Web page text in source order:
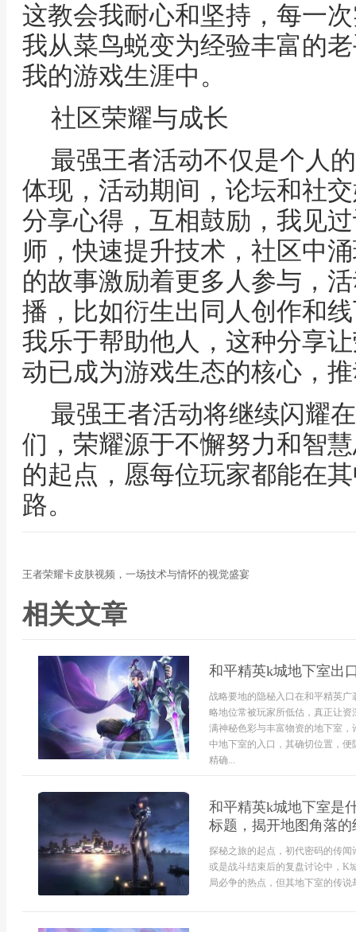
这教会我耐心和坚持，每一
我从菜鸟蜕变为经验丰富的
我的游戏生涯中。
社区荣耀与成长
最强王者活动不仅是个人
体现，活动期间，论坛和社
分享心得，互相鼓励，我见
师，快速提升技术，社区中
的故事激励着更多人参与，
播，比如衍生出同人创作和
我乐于帮助他人，这种分享
动已成为游戏生态的核心，
最强王者活动将继续闪耀
们，荣耀源于不懈努力和智
的起点，愿每位玩家都能在
路。
王者荣耀卡皮肤视频，一场技术与情怀的视觉盛宴
相关文章
和平精英k城地下室出
战略要地的隐秘入口在和平精英
略地位常被玩家所低估，真正让
满神秘色彩与丰富物资的地下室
中地下室的入口，其确切位置，
精确...
和平精英k城地下室是
标题，揭开地图角落的
探秘之旅的起点，初代密码的传
或是战斗结束后的复盘讨论中，K
局必争的热点，但其地下室的传